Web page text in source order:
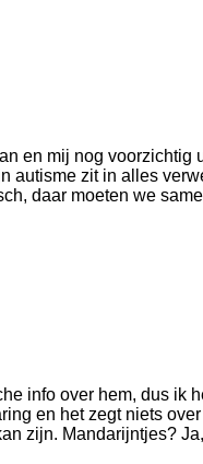
en mij nog
zit in alles
daar moeten we
info over hem, dus ik
en het zegt niets
zijn. Mandarijntjes?